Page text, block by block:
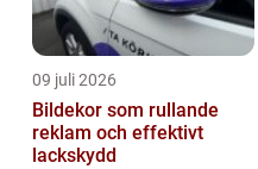
09 juli 2026
Bildekor som rullande
reklam och effektivt
lackskydd